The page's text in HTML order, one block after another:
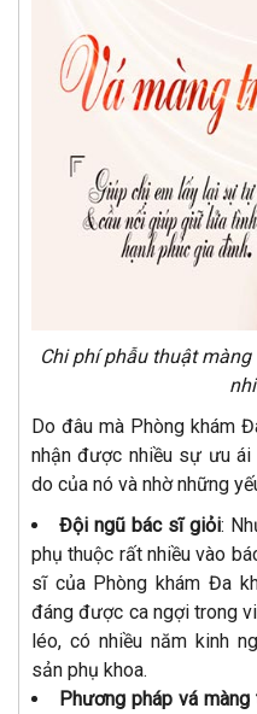
Chi phí phẫu thuật
Do đâu mà Phòng khám
nhận được nhiều sự ưu
do của nó và nhờ những
Đội ngũ bác sĩ giỏi:
phụ thuộc rất nhiều vào
sĩ của Phòng khám Đa
đáng được ca ngợi trong
léo, có nhiều năm kinh
sản phụ khoa.
Phương pháp vá